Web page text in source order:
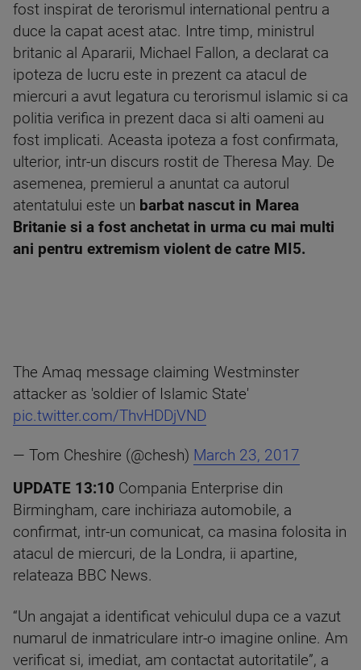
fost inspirat de terorismul international pentru a
duce la capat acest atac. Intre timp, ministrul
britanic al Apararii, Michael Fallon, a declarat ca
ipoteza de lucru este in prezent ca atacul de
miercuri a avut legatura cu terorismul islamic si ca
politia verifica in prezent daca si alti oameni au
fost implicati. Aceasta ipoteza a fost confirmata,
ulterior, intr-un discurs rostit de Theresa May. De
asemenea, premierul a anuntat ca autorul
atentatului este un barbat nascut in Marea
Britanie si a fost anchetat in urma cu mai multi
ani pentru extremism violent de catre MI5.
The Amaq message claiming Westminster
attacker as 'soldier of Islamic State'
pic.twitter.com/ThvHDDjVND
— Tom Cheshire (@chesh) March 23, 2017
UPDATE 13:10 Compania Enterprise din
Birmingham, care inchiriaza automobile, a
confirmat, intr-un comunicat, ca masina folosita in
atacul de miercuri, de la Londra, ii apartine,
relateaza BBC News.
“Un angajat a identificat vehiculul dupa ce a vazut
numarul de inmatriculare intr-o imagine online. Am
verificat si, imediat, am contactat autoritatile”, a